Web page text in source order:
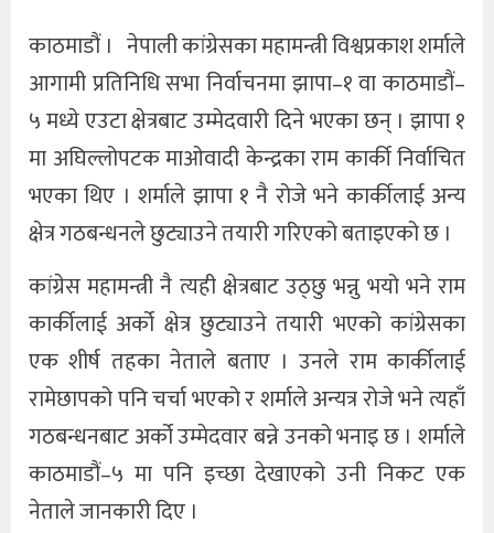
काठमाडौं । नेपाली कांग्रेसका महामन्त्री विश्वप्रकाश शर्माले
आगामी प्रतिनिधि सभा निर्वाचनमा झापा–१ वा काठमाडौं–
५ मध्ये एउटा क्षेत्रबाट उम्मेदवारी दिने भएका छन् । झापा १
मा अघिल्लोपटक माओवादी केन्द्रका राम कार्की निर्वाचित
भएका थिए । शर्माले झापा १ नै रोजे भने कार्कीलाई अन्य
क्षेत्र गठबन्धनले छुट्याउने तयारी गरिएको बताइएको छ ।
कांग्रेस महामन्त्री नै त्यही क्षेत्रबाट उठ्छु भन्नु भयो भने राम
कार्कीलाई अर्को क्षेत्र छुट्याउने तयारी भएको कांग्रेसका
एक शीर्ष तहका नेताले बताए । उनले राम कार्कीलाई
रामेछापको पनि चर्चा भएको र शर्माले अन्यत्र रोजे भने त्यहाँ
गठबन्धनबाट अर्को उम्मेदवार बन्ने उनको भनाइ छ । शर्माले
काठमाडौं–५ मा पनि इच्छा देखाएको उनी निकट एक
नेताले जानकारी दिए ।